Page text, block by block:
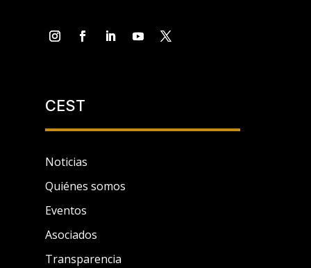
CEST
Noticias
Quiénes somos
Eventos
Asociados
Transparencia